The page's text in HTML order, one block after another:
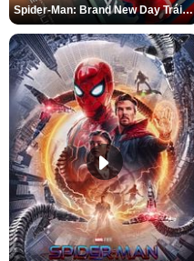
Spider-Man: Brand New Day Tráiler (3)